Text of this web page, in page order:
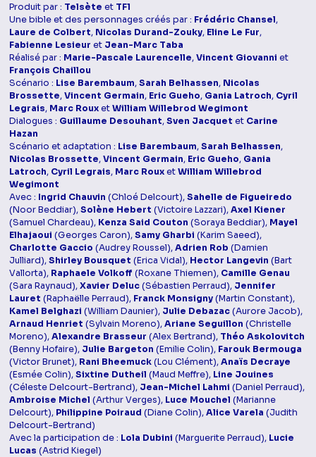
Produit par : Telsète et TF1
Une bible et des personnages créés par : Frédéric Chansel,
Laure de Colbert, Nicolas Durand-Zouky, Eline Le Fur,
Fabienne Lesieur et Jean-Marc Taba
Réalisé par : Marie-Pascale Laurencelle,Vincent Giovanni et
François Chaillou
Scénario : Lise Barembaum,Sarah Belhassen, Nicolas
Brossette,Vincent Germain, Eric Gueho, Gania Latroch, Cyril
Legrais, Marc RouxetWilliam Willebrod Wegimont
Dialogues : Guillaume Desouhant,Sven Jacquet et Carine
Hazan
Scénario et adaptation : Lise Barembaum,Sarah Belhassen,
Nicolas Brossette,Vincent Germain, Eric Gueho, Gania
Latroch, Cyril Legrais, Marc RouxetWilliam Willebrod
Wegimont
Avec : Ingrid Chauvin (Chloé Delcourt),Sahelle de Figueiredo
(Noor Beddiar),Solène Hebert (Victoire Lazzari),Axel Kiener
(Samuel Chardeau), Kenza Said Couton (Soraya Beddiar), Mayel
Elhajaoui (Georges Caron),Samy Gharbi (Karim Saeed),
Charlotte Gaccio (Audrey Roussel),Adrien Rob (Damien
Julliard),Shirley Bousquet (Erica Vidal), Hector Langevin (Bart
Vallorta), Raphaele Volkoff (Roxane Thiemen), Camille Genau
(Sara Raynaud),Xavier Deluc(Sébastien Perraud), Jennifer
Lauret (Raphaëlle Perraud), Franck Monsigny(Martin Constant),
Kamel Belghazi (William Daunier), Julie Debazac(Aurore Jacob),
Arnaud Henriet (Sylvain Moreno),Ariane Seguillon (Christelle
Moreno),Alexandre Brasseur (Alex Bertrand), Théo Askolovitch
(Benny Hofaire), Julie Bargeton (Emilie Colin), Farouk Bermouga
(Victor Brunet), Rani Bheemuck(Lou Clément),Anaïs Decraye
(Esmée Colin),Sixtine Dutheil (Maud Meffre), Line Jouines
(Céleste Delcourt-Bertrand), Jean-Michel Lahmi (Daniel Perraud),
Ambroise Michel (Arthur Verges), Luce Mouchel (Marianne
Delcourt), Philippine Poiraud (Diane Colin),Alice Varela (Judith
Delcourt-Bertrand)
Avec la participation de : Lola Dubini (Marguerite Perraud), Lucie
Lucas (Astrid Kiegel)